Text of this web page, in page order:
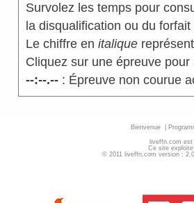
Survolez les temps pour
la disqualification ou du forfait
Le chiffre en italique
Cliquez sur une épreuve
--:--.--: Épreuve non courue
Bienvenue
liveffn.com
Ce site
© 2011 liveffn.com version :